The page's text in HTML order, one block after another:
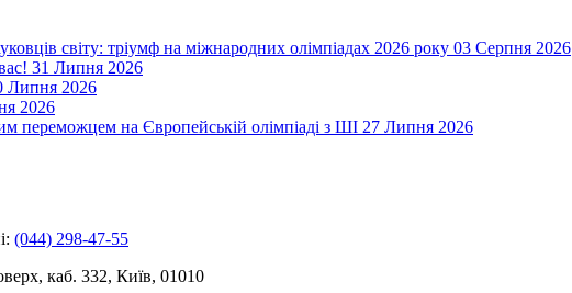
світу: тріумф на міжнародних олімпіадах 2026 року 03 Серпня 2026
31 Липня 2026
Липня 2026
2026
переможцем на Європейській олімпіаді з ШІ 27 Липня 2026
(044) 298-47-55
каб. 332, Київ, 01010